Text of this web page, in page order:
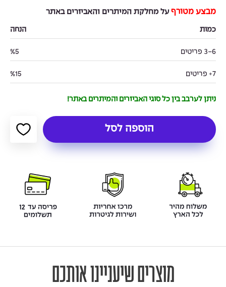
מבצע מטורף על מחלקת המיתרים והאביזרים באתר
כמות הנחה
3-6 פריטים %5
7+ פריטים %15
ניתן לערבב בין כל סוגי האביזרים והמיתרים באתר!
הוספה לסל
מוצרים שיעניינו אותכם